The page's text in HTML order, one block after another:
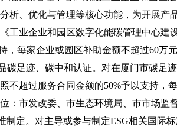
析、优化与管理等核心功能，为开展产
工业企业和园区数字化能碳管理中心建
，每家企业或园区补助金额不超过60万
碳足迹、碳中和认证。对在厦门市碳足
不超过服务合同金额的50%予以支持，
：市发改委、市生态环境局、市市场监
制定。对主导或参与制定ESG相关国际